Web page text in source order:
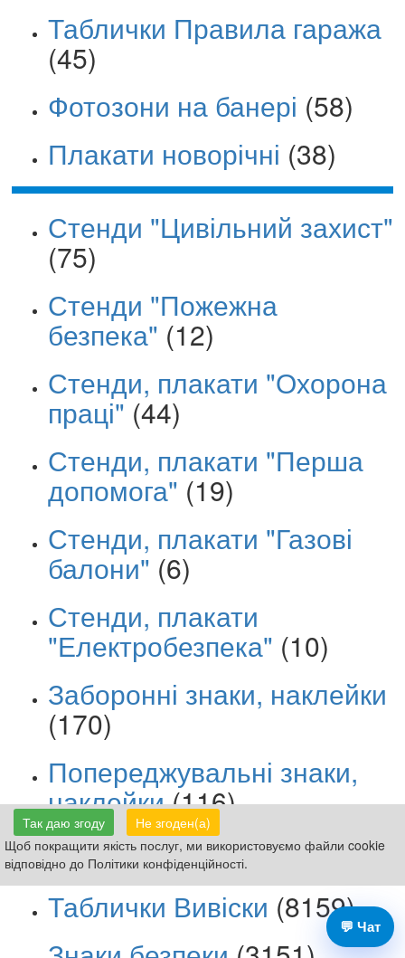
Так даю згоду
Не згоден(а)
Щоб покращити якість послуг, ми використовуємо файли cookie
відповідно до Політики конфіденційності.
Таблички Правила гаража
(45)
Фотозони на банері (58)
Плакати новорічні (38)
Стенди "Цивільний захист"
(75)
Стенди "Пожежна
безпека" (12)
Стенди, плакати "Охорона
праці" (44)
Стенди, плакати "Перша
допомога" (19)
Стенди, плакати "Газові
балони" (6)
Стенди, плакати
"Електробезпека" (10)
Заборонні знаки, наклейки
(170)
Попереджувальні знаки,
наклейки(116)
Таблички Вивіски (8159)
💬 Чат